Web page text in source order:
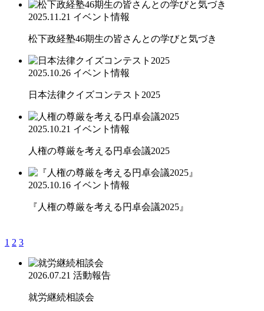
2025.11.21 イベント情報
松下政経塾46期生の皆さんとの学びと気づき
2025.10.26 イベント情報
日本法律クイズコンテスト2025
2025.10.21 イベント情報
人権の尊厳を考える円卓会議2025
2025.10.16 イベント情報
『人権の尊厳を考える円卓会議2025』
1 2 3
2026.07.21 活動報告
就労継続相談会